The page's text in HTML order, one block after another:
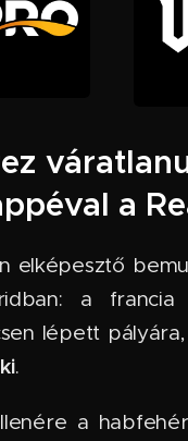
a
elképesztő
a francia
lépett
.
a